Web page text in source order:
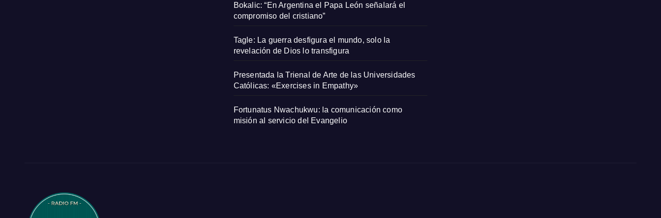
Bokalic: “En Argentina el Papa León señalará el
compromiso del cristiano”
Tagle: La guerra desfigura el mundo, solo la
revelación de Dios lo transfigura
Presentada la Trienal de Arte de las Universidades
Católicas: «Exercises in Empathy»
Fortunatus Nwachukwu: la comunicación como
misión al servicio del Evangelio